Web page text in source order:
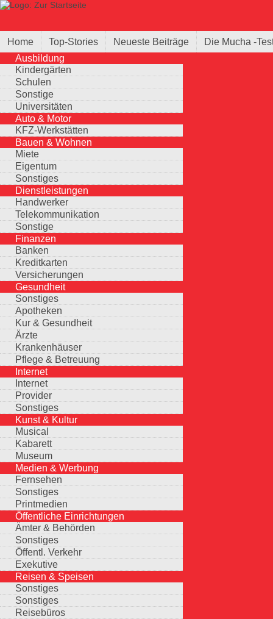
Direkt zum Inhalt
Home Top-Stories Neueste Beiträge
Die Mucha -
Ausbildung
Kindergärten
Schulen
Sonstige
Universitäten
Auto & Motor
KFZ-Werkstätten
Bauen & Wohnen
Miete
Eigentum
Sonstiges
Dienstleistungen
Handwerker
Telekommunikation
Sonstige
Finanzen
Banken
Kreditkarten
Versicherungen
Gesundheit
Sonstiges
Apotheken
Kur & Gesundheit
Ärzte
Krankenhäuser
Pflege & Betreuung
Internet
Internet
Provider
Sonstiges
Kunst & Kultur
Musical
Kabarett
Museum
Medien & Werbung
Fernsehen
Sonstiges
Printmedien
Öffentliche Einrichtungen
Ämter & Behörden
Sonstiges
Öffentl. Verkehr
Exekutive
Reisen & Speisen
Sonstiges
Sonstiges
Reisebüros